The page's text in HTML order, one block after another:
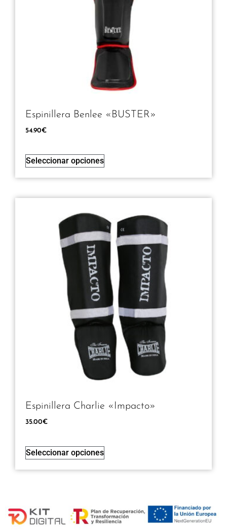
Espinillera Benlee «BUSTER»
54.90€
Seleccionar opciones
Espinillera Charlie «Impacto»
35.00€
Seleccionar opciones